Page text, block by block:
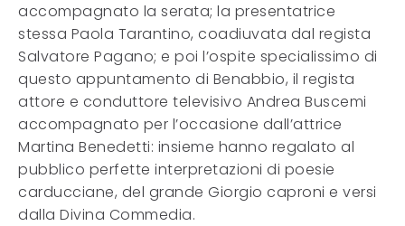
accompagnato la serata; la presentatrice
stessa Paola Tarantino, coadiuvata dal regista
Salvatore Pagano; e poi l’ospite specialissimo di
questo appuntamento di Benabbio, il regista
attore e conduttore televisivo Andrea Buscemi
accompagnato per l’occasione dall’attrice
Martina Benedetti: insieme hanno regalato al
pubblico perfette interpretazioni di poesie
carducciane, del grande Giorgio caproni e versi
dalla Divina Commedia.